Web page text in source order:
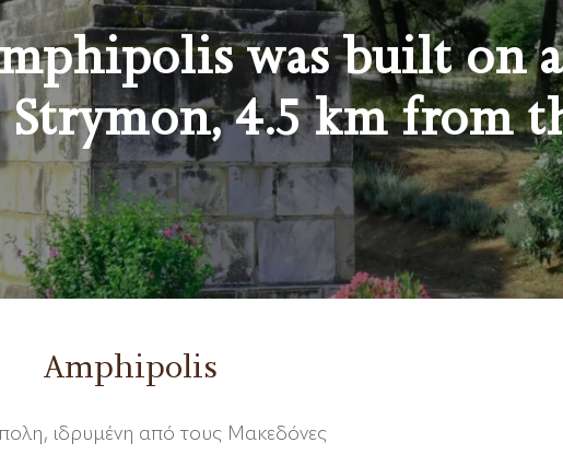
was built on
4.5 km from
Amphipolis
ιδρυμένη από τους Μακεδόνες